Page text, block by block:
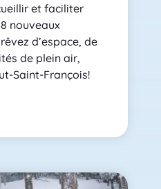
et faciliter
nouveaux
d’espace, de
de plein air,
Saint-François!